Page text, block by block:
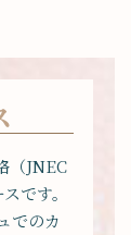
（JNEC
です。
でのカ